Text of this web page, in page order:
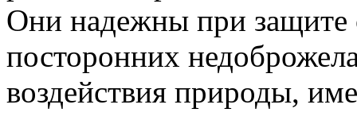
Они надежны при защите
посторонних
воздействия природы,